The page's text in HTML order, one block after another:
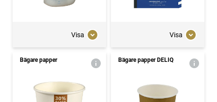
Visa Visa
Bägare papper Bägare papper DELIQ